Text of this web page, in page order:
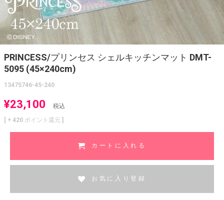
PRINCESS/プリンセス シェルキッチンマット DMT-
5095 (45×240cm)
13475746-45-240
¥23,100
税込
[ + 420 ポイント還元 ]
カートに入れる
お気に入り登録